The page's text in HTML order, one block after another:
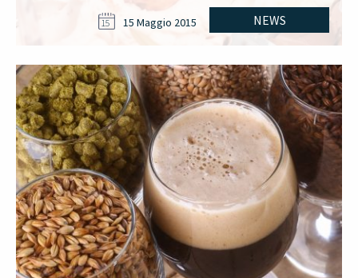
NEWS
15 15 Maggio 2015